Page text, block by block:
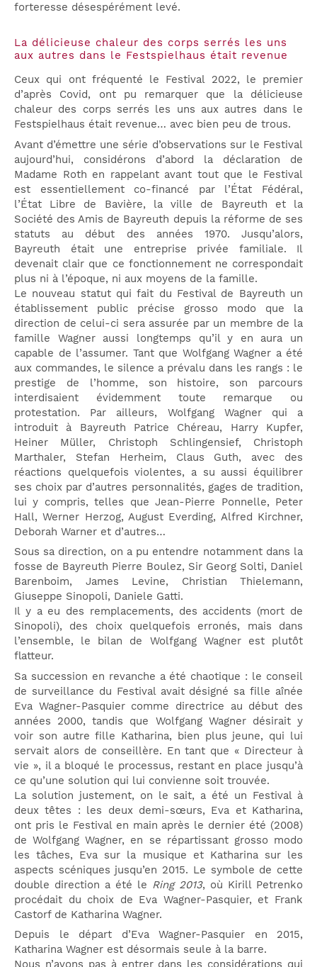
forteresse désespérément levé.
La délicieuse chaleur des corps serrés les uns
aux autres dans le Festspielhaus était revenue
Ceux qui ont fréquenté le Festival 2022, le premier
d’après Covid, ont pu remarquer que la délicieuse
chaleur des corps serrés les uns aux autres dans le
Festspielhaus était revenue… avec bien peu de trous.
Avant d’émettre une série d’observations sur le Festival
aujourd’hui, considérons d’abord la déclaration de
Madame Roth en rappelant avant tout que le Festival
est essentiellement co-financé par l’État Fédéral,
l’État Libre de Bavière, la ville de Bayreuth et la
Société des Amis de Bayreuth depuis la réforme de ses
statuts au début des années 1970. Jusqu’alors,
Bayreuth était une entreprise privée familiale. Il
devenait clair que ce fonctionnement ne correspondait
plus ni à l’époque, ni aux moyens de la famille.
Le nouveau statut qui fait du Festival de Bayreuth un
établissement public précise grosso modo que la
direction de celui-ci sera assurée par un membre de la
famille Wagner aussi longtemps qu’il y en aura un
capable de l’assumer. Tant que Wolfgang Wagner a été
aux commandes, le silence a prévalu dans les rangs : le
prestige de l’homme, son histoire, son parcours
interdisaient évidemment toute remarque ou
protestation. Par ailleurs, Wolfgang Wagner qui a
introduit à Bayreuth Patrice Chéreau, Harry Kupfer,
Heiner Müller, Christoph Schlingensief, Christoph
Marthaler, Stefan Herheim, Claus Guth, avec des
réactions quelquefois violentes, a su aussi équilibrer
ses choix par d’autres personnalités, gages de tradition,
lui y compris, telles que Jean-Pierre Ponnelle, Peter
Hall, Werner Herzog, August Everding, Alfred Kirchner,
Deborah Warner et d’autres…
Sous sa direction, on a pu entendre notamment dans la
fosse de Bayreuth Pierre Boulez, Sir Georg Solti, Daniel
Barenboim, James Levine, Christian Thielemann,
Giuseppe Sinopoli, Daniele Gatti.
Il y a eu des remplacements, des accidents (mort de
Sinopoli), des choix quelquefois erronés, mais dans
l’ensemble, le bilan de Wolfgang Wagner est plutôt
flatteur.
Sa succession en revanche a été chaotique : le conseil
de surveillance du Festival avait désigné sa fille aînée
Eva Wagner-Pasquier comme directrice au début des
années 2000, tandis que Wolfgang Wagner désirait y
voir son autre fille Katharina, bien plus jeune, qui lui
servait alors de conseillère. En tant que « Directeur à
vie », il a bloqué le processus, restant en place jusqu’à
ce qu’une solution qui lui convienne soit trouvée.
La solution justement, on le sait, a été un Festival à
deux têtes : les deux demi-sœurs, Eva et Katharina,
ont pris le Festival en main après le dernier été (2008)
de Wolfgang Wagner, en se répartissant grosso modo
les tâches, Eva sur la musique et Katharina sur les
aspects scéniques jusqu’en 2015. Le symbole de cette
double direction a été le Ring 2013, où Kirill Petrenko
procédait du choix de Eva Wagner-Pasquier, et Frank
Castorf de Katharina Wagner.
Depuis le départ d’Eva Wagner-Pasquier en 2015,
Katharina Wagner est désormais seule à la barre.
Nous n’avons pas à entrer dans les considérations qui